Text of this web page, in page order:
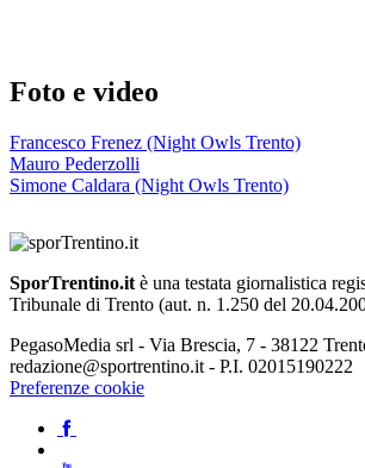
Foto e video
Francesco Frenez (Night Owls Trento)
Mauro Pederzolli
Simone Caldara (Night Owls Trento)
SporTrentino.it è una testata giornalistica
Tribunale di Trento (aut. n. 1.250 del
PegasoMedia srl - Via Brescia, 7 - 38122
redazione@sportrentino.it - P.I. 02015190222
Preferenze cookie